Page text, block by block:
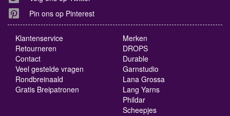
Pin ons op Pinterest
Klantenservice
Retourneren
Contact
Veel gestelde vragen
Rondbreinaald
Gratis Breipatronen
Merken
DROPS
Durable
Garnstudio
Lana Grossa
Lang Yarns
Phildar
Scheepjes